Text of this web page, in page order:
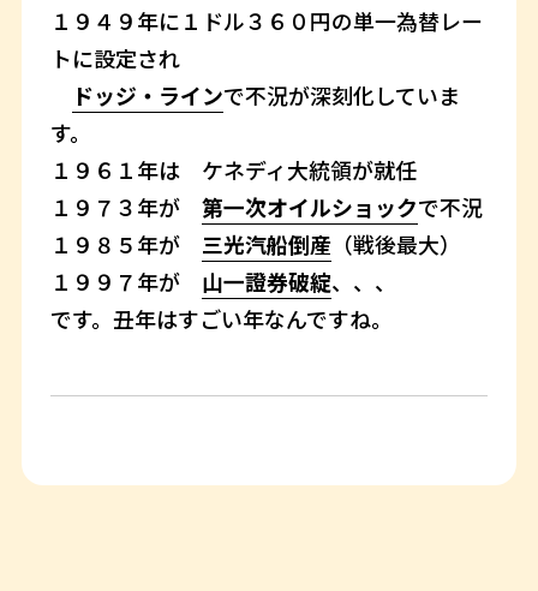
１９４９年に１ドル３６０円の単一為替レー
トに設定され
ドッジ・ラインで不況が深刻化していま
す。
１９６１年は ケネディ大統領が就任
１９７３年が 第一次オイルショックで不況
１９８５年が 三光汽船倒産（戦後最大）
１９９７年が 山一證券破綻、、、
です。丑年はすごい年なんですね。